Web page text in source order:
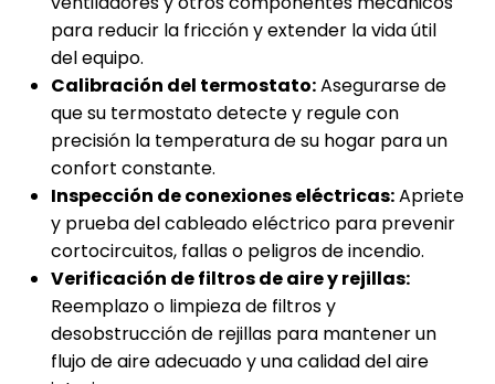
para reducir la fricción y extender la vida útil
del equipo.
Calibración del termostato:Asegurarse de
que su termostato detecte y regule con
precisión la temperatura de su hogar para un
confort constante.
Inspección de conexiones eléctricas:Apriete
y prueba del cableado eléctrico para prevenir
cortocircuitos, fallas o peligros de incendio.
Verificación de filtros de aire y rejillas:
Reemplazo o limpieza de filtros y
desobstrucción de rejillas para mantener un
flujo de aire adecuado y una calidad del aire